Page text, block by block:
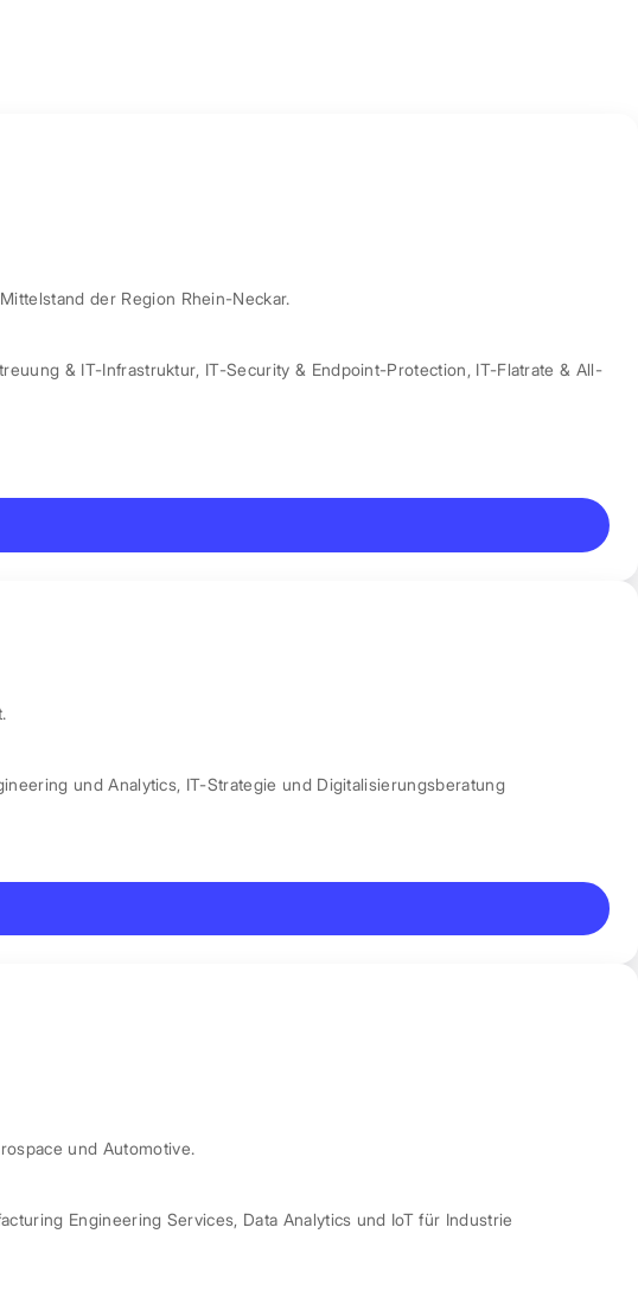
der Region Rhein-Neckar.
& IT-Infrastruktur, IT-Security & Endpoint-Protection, IT-Flatrate & All-
und Analytics, IT-Strategie und Digitalisierungsberatung
und Automotive.
Engineering Services, Data Analytics und IoT für Industrie